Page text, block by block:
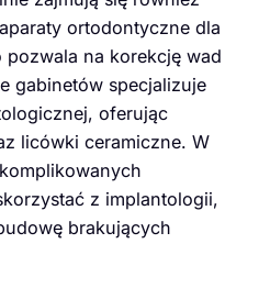
ortodontyczne dla
pozwala na korekcję wad
gabinetów specjalizuje
oferując
licówki ceramiczne. W
z implantologii,
brakujących